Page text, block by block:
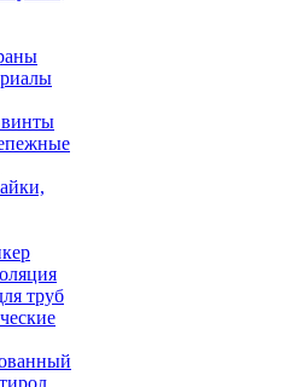
труб